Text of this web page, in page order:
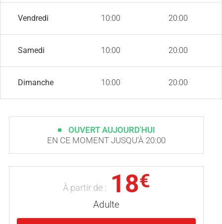
Vendredi 10:00 20:00
Samedi 10:00 20:00
Dimanche 10:00 20:00
OUVERT AUJOURD'HUI
EN CE MOMENT JUSQU'À 20:00
À partir de : 18€
Adulte